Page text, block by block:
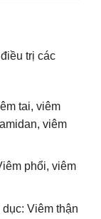
trị các
tai, viêm
viêm
phổi, viêm
Viêm thận